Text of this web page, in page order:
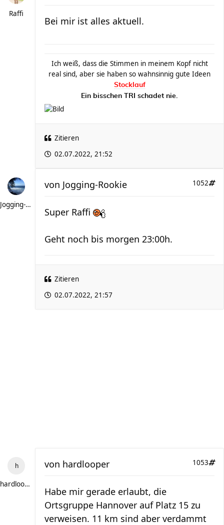
Raffi
Bei mir ist alles aktuell.
Ich weiß, dass die Stimmen in meinem Kopf nicht
real sind, aber sie haben so wahnsinnig gute Ideen
Stocklauf
Ein bisschen TRI schadet nie.
Zitieren
02.07.2022, 21:52
Jogging-Rookie
1052
von Jogging-Rookie
Super Raffi
Geht noch bis morgen 23:00h.
Zitieren
02.07.2022, 21:57
hardlooper
1053
von hardlooper
Habe mir gerade erlaubt, die
Ortsgruppe Hannover auf Platz 15 zu
verweisen. 11 km sind aber verdammt